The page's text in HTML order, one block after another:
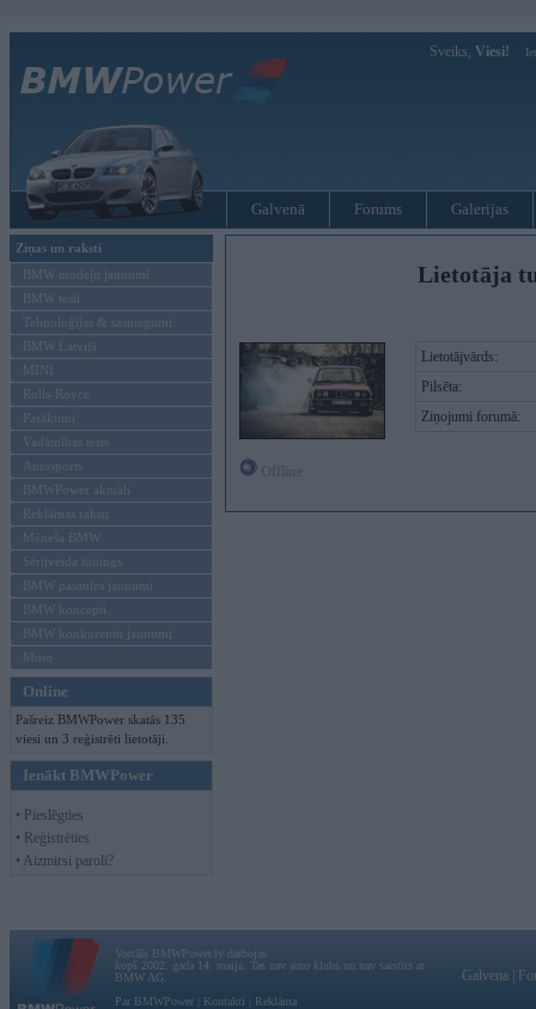
Sveiks, Viesi!
Galvenā Forums Galerijas
Ziņas un raksti
BMW modeļu jaunumi
BMW testi
Tehnoloģijas & sasniegumi
BMW Latvijā
MINI
Rolls-Royce
Pasākumi
Vadāmības tests
Autosports
BMWPower aktuāli
Reklāmas raksti
Mēneša BMW
Sērijveida tūnings
BMW pasaules jaunumi
BMW koncepti
BMW konkurentu jaunumi
Moto
Online
Pašreiz BMWPower skatās 135
viesi un 3 reģistrēti lietotāji.
Ienākt BMWPower
• Pieslēgties
• Reģistrēties
• Aizmirsi paroli?
Lietotāja
Lietotājvārds:
Pilsēta:
Ziņojumi forumā:
Vortāls BMWPower.lv darbojas
kopš 2002. gada 14. maija. Tas nav auto klubs un nav saistīts ar
BMW AG.
Par BMWPower
Kontakti Reklāma
Galvena